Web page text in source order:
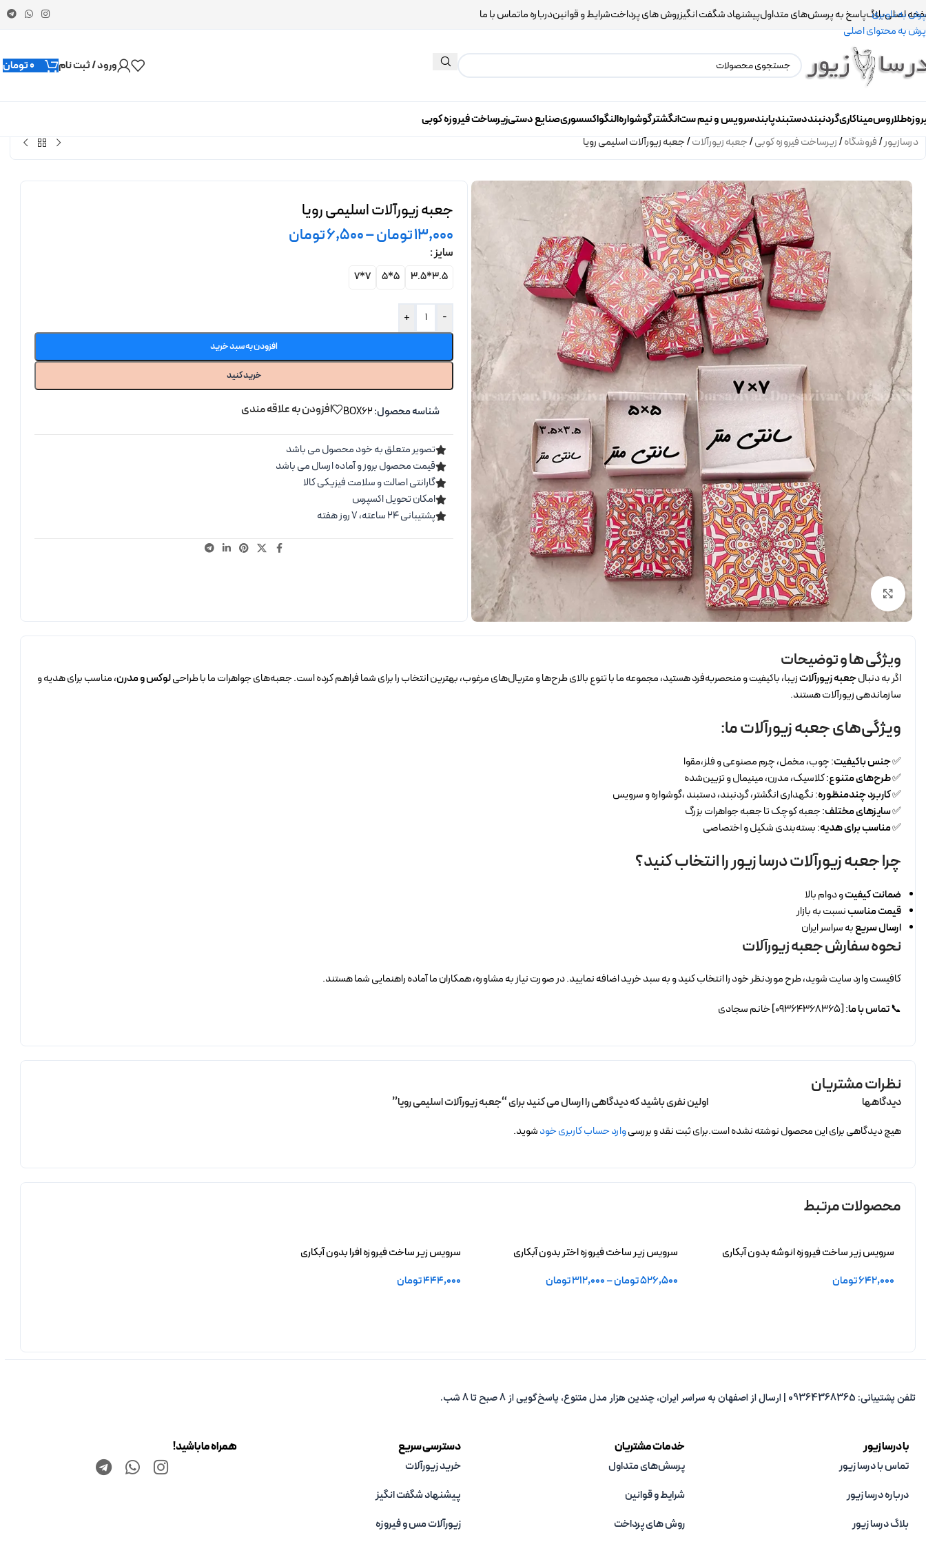
پرش به ناوبری
پرش به محتوای اصلی
اصلیبلاگپاسخ به پرسش‌های متداولپیشنهاد شگفت انگیزروش های پرداختشرایط و قوانیندرباره ماتماس با ما
ورود / ثبت نام 0تومان
طلاروسمیناکاریگردنبنددستبندپابندسرویس و نیم ستانگشترگوشوارهالنگواکسسوریصنایع دستیزیرساخت فیروزه کوبی
درسازیور/فروشگاه/زیرساخت فیروزه کوبی/جعبه زیورآلات/جعبه زیورآلات اسلیمی رویا
برای بزرگنمایی کلیک کنید
جعبه زیورآلات اسلیمی رویا
13,000تومان–
6,500تومان
سایز
3.5*3.5
5*5
7*7
-
+
افزودن به سبد خرید
خرید کنید
شناسه محصول:BOX62 افزودن به علاقه مندی
تصویر متعلق به خود محصول می باشد
قیمت محصول بروز و آماده ارسال می باشد
گارانتی اصالت و سلامت فیزیکی کالا
امکان تحویل اکسپرس
پشتیبانی ۲۴ ساعته، ۷ روز هفته
ویژگی ها و توضیحات
اگر به دنبالجعبه زیورآلاتزیبا، باکیفیت و منحصر‌به‌فرد هستید، مجموعه ما با تنوع بالای طرح‌ها و متریال‌های مرغوب، بهترین انتخاب را برای شما فراهم کرده است. جعبه‌های جواهرات ما با طراحیلوکس و مدرن، مناسب برای هدیه و
سازماندهی زیورآلات هستند.
ویژگی‌های جعبه زیورآلات ما:
✅جنس باکیفیت: چوب، مخمل، چرم مصنوعی و فلز،مقوا
✅طرح‌های متنوع: کلاسیک، مدرن، مینیمال و تزیین‌شده
✅کاربرد چندمنظوره: نگهداری انگشتر، گردنبند، دستبند ،گوشواره و سرویس
✅سایزهای مختلف: جعبه کوچک تا جعبه جواهرات بزرگ
✅مناسب برای هدیه: بسته‌بندی شکیل و اختصاصی
چرا جعبه زیورآلات درسا زیور را انتخاب کنید؟
ضمانت کیفیتو دوام بالا
قیمت مناسبنسبت به بازار
ارسال سریعبه سراسر ایران
نحوه سفارش جعبه زیورآلات
کافیست وارد سایت شوید، طرح موردنظر خود را انتخاب کنید و به سبد خرید اضافه نمایید. در صورت نیاز به مشاوره، همکاران ما آماده راهنمایی شما هستند.
📞تماس با ما: [09364368365] خانم سجادی
نظرات مشتریان
دیدگاهها
هیچ دیدگاهی برای این محصول نوشته نشده است.
اولین نفری باشید که دیدگاهی را ارسال می کنید برای “جعبه زیورآلات اسلیمی رویا”
برای ثبت نقد و بررسیوارد حساب کاربری خودشوید.
محصولات مرتبط
سرویس زیر ساخت فیروزه انوشه بدون آبکاری
642,000تومان
سرویس زیر ساخت فیروزه اختر بدون آبکاری
526,500تومان–
312,000تومان
سرویس زیر ساخت فیروزه افرا بدون آبکاری
444,000تومان
تلفن پشتیبانی: 09364368365 | ارسال از اصفهان به سراسر ایران، چندین هزار مدل متنوع، پاسخ‌گویی از 8 صبح تا 8 شب.
با درسا زیور
تماس با درسا زیور
درباره درسا زیور
بلاگ درسا زیور
خدمات مشتریان
پرسش‌های متداول
شرایط و قوانین
روش های پرداخت
دسترسی سریع
خرید زیورآلات
پیشنهاد شگفت انگیز
زیورآلات مس و فیروزه‌
همراه ما باشید!